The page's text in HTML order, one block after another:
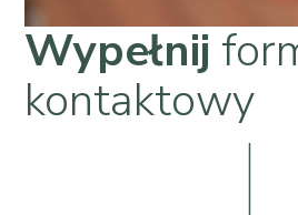
Wypełnij
kontaktowy